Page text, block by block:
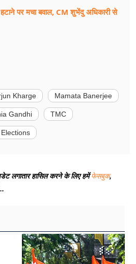
पर मचा बवाल, CM शुभेंदु अधिकारी से
Kharge Mamata Banerjee
Gandhi TMC
हासिल करने के लिए हमेंफेसबुक,